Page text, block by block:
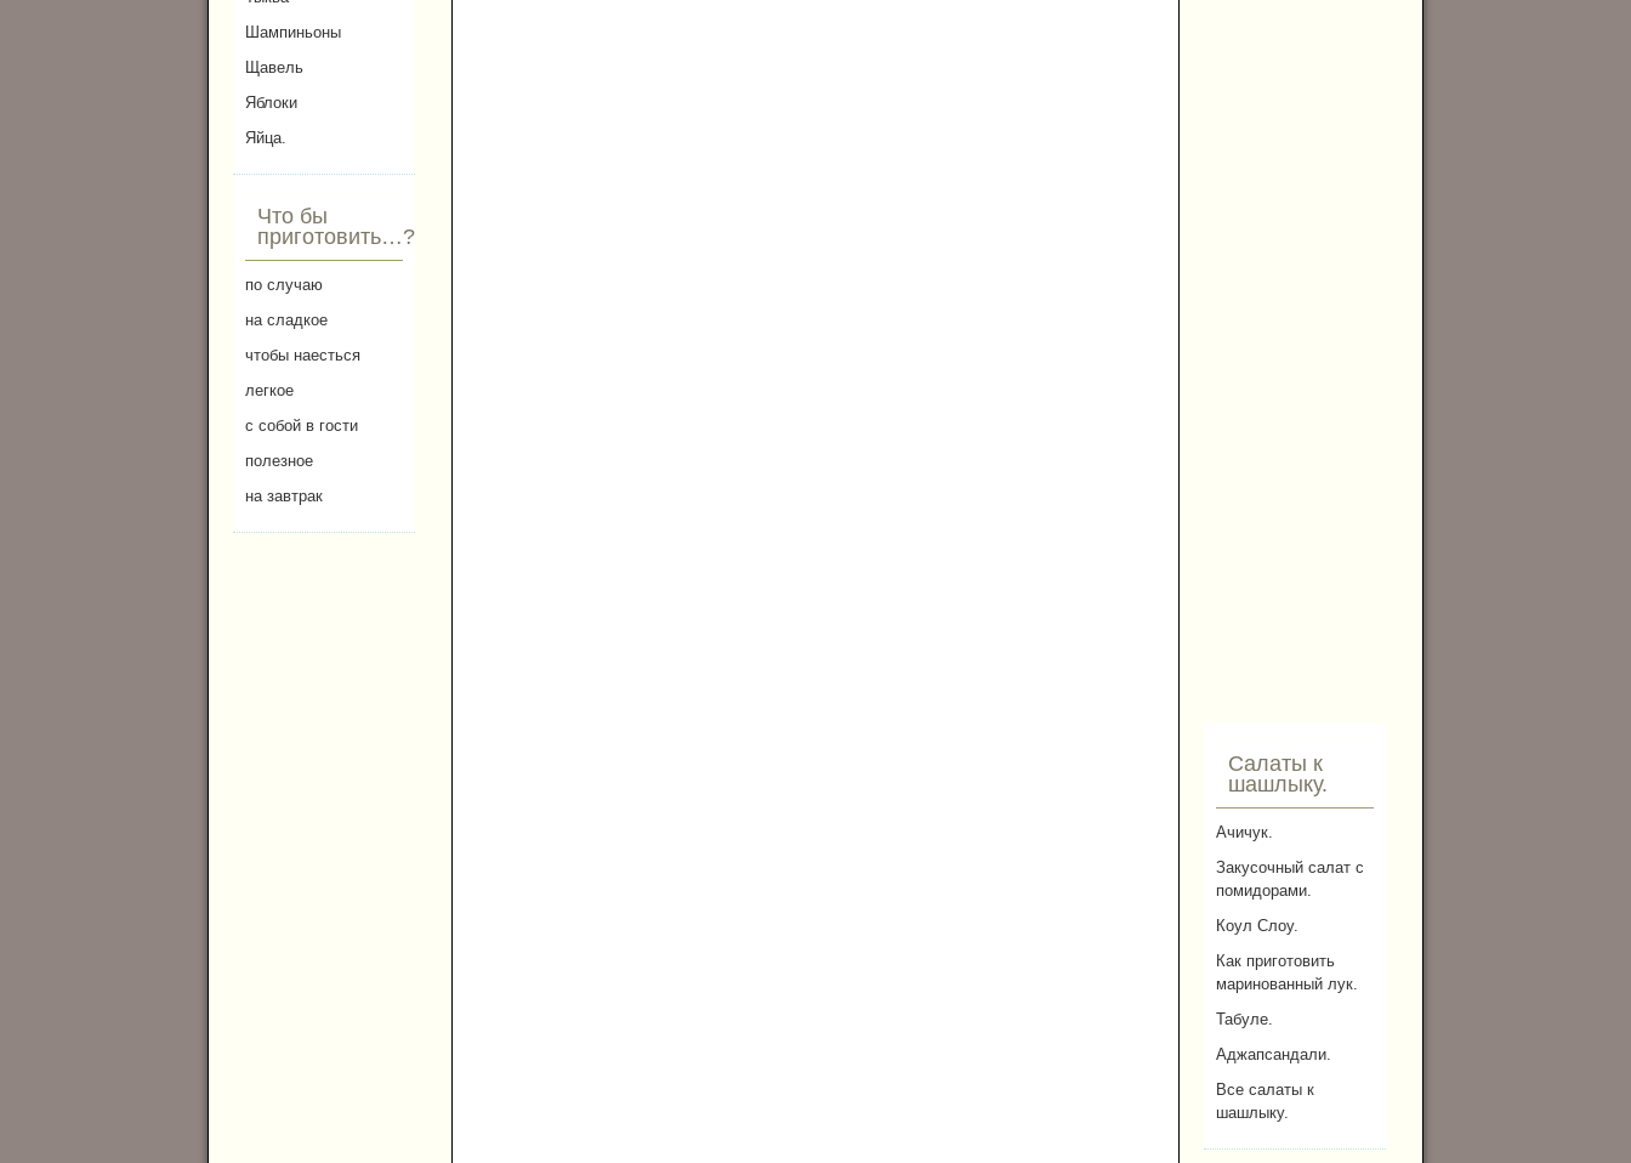
Шампиньоны
Щавель
Яблоки
Яйца.
Что бы
приготовить…?
по случаю
на сладкое
чтобы наесться
легкое
с собой в гости
полезное
на завтрак
Салаты к
шашлыку.
Ачичук.
Закусочный салат с
помидорами.
Коул Слоу.
Как приготовить
маринованный лук.
Табуле.
Аджапсандали.
Все салаты к
шашлыку.